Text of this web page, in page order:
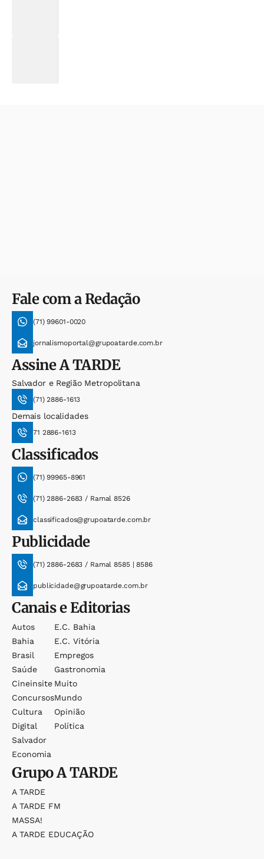
Fale com a Redação
(71) 99601-0020
jornalismoportal@grupoatarde.com.br
AssineA TARDE
Salvador e Região Metropolitana
(71) 2886-1613
Demais localidades
71 2886-1613
Classificados
(71) 99965-8961
(71) 2886-2683 / Ramal 8526
classificados@grupoatarde.com.br
Publicidade
(71) 2886-2683 / Ramal 8585 | 8586
publicidade@grupoatarde.com.br
Canais e Editorias
Autos
Bahia
Brasil
Saúde
Cineinsite
Concursos
Cultura
Digital
Salvador
Economia
E.c. Bahia
E.c. Vitória
Empregos
Gastronomia
Muito
Mundo
Opinião
Política
GrupoA TARDE
A TARDE
A TARDE FM
MASSA!
A TARDE EDUCAÇÃO